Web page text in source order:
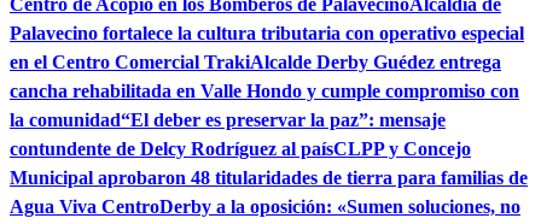
Centro de Acopio en los Bomberos de PalavecinoAlcaldía de
Palavecino fortalece la cultura tributaria con operativo especial
en el Centro Comercial TrakiAlcalde Derby Guédez entrega
cancha rehabilitada en Valle Hondo y cumple compromiso con
la comunidad“El deber es preservar la paz”: mensaje
contundente de Delcy Rodríguez al paísCLPP y Concejo
Municipal aprobaron 48 titularidades de tierra para familias de
Agua Viva CentroDerby a la oposición: «Sumen soluciones, no